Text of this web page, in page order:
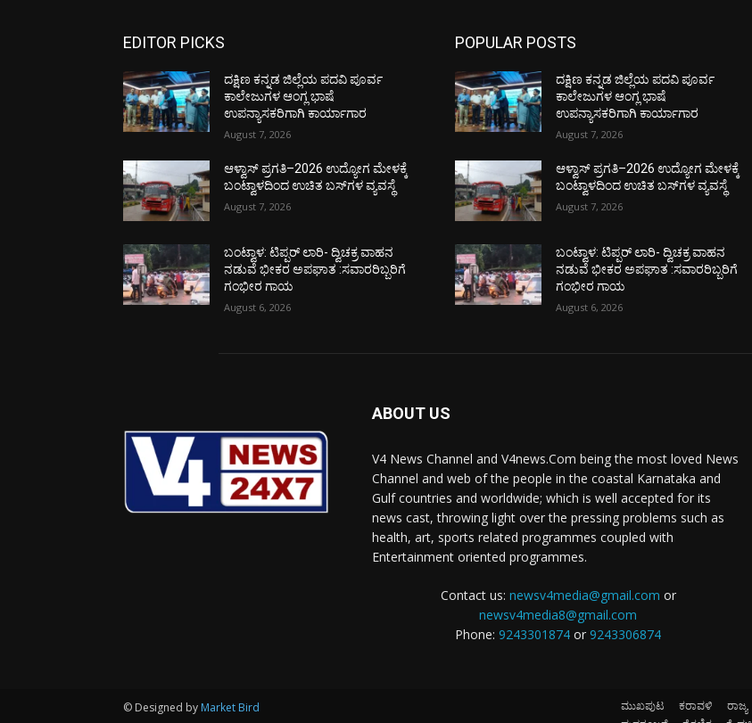
EDITOR PICKS
ದಕ್ಷಿಣ ಕನ್ನಡ ಜಿಲ್ಲೆಯ ಪದವಿ ಪೂರ್ವ
ಕಾಲೇಜುಗಳ ಆಂಗ್ಲ ಭಾಷೆ
ಉಪನ್ಯಾಸಕರಿಗಾಗಿ ಕಾರ್ಯಾಗಾರ
August 7, 2026
ಆಳ್ವಾಸ್ ಪ್ರಗತಿ–2026 ಉದ್ಯೋಗ ಮೇಳಕ್ಕೆ
ಬಂಟ್ವಾಳದಿಂದ ಉಚಿತ ಬಸ್‌ಗಳ ವ್ಯವಸ್ಥೆ
August 7, 2026
ಬಂಟ್ವಾಳ: ಟಿಪ್ಪರ್ ಲಾರಿ- ದ್ವಿಚಕ್ರ ವಾಹನ
ನಡುವೆ ಭೀಕರ ಅಪಘಾತ :ಸವಾರರಿಬ್ಬರಿಗೆ
ಗಂಭೀರ ಗಾಯ
August 6, 2026
POPULAR POSTS
ದಕ್ಷಿಣ ಕನ್ನಡ ಜಿಲ್ಲೆಯ ಪದವಿ ಪೂರ್ವ
ಕಾಲೇಜುಗಳ ಆಂಗ್ಲ ಭಾಷೆ
ಉಪನ್ಯಾಸಕರಿಗಾಗಿ ಕಾರ್ಯಾಗಾರ
August 7, 2026
ಆಳ್ವಾಸ್ ಪ್ರಗತಿ–2026 ಉದ್ಯೋಗ ಮೇಳಕ್ಕೆ
ಬಂಟ್ವಾಳದಿಂದ ಉಚಿತ ಬಸ್‌ಗಳ ವ್ಯವಸ್ಥೆ
August 7, 2026
ಬಂಟ್ವಾಳ: ಟಿಪ್ಪರ್ ಲಾರಿ- ದ್ವಿಚಕ್ರ ವಾಹನ
ನಡುವೆ ಭೀಕರ ಅಪಘಾತ :ಸವಾರರಿಬ್ಬರಿಗೆ
ಗಂಭೀರ ಗಾಯ
August 6, 2026
ABOUT US
V4 News Channel and V4news.Com being the most loved News
Channel and web of the people in the coastal Karnataka and
Gulf countries and worldwide; which is well accepted for its
news cast, throwing light over the pressing problems such as
health, art, sports related programmes coupled with
Entertainment oriented programmes.
Contact us: newsv4media@gmail.com or
newsv4media8@gmail.com
Phone: 9243301874 or 9243306874
© Designed by Market Bird ಮುಖಪುಟ ಕರಾವಳಿ ರಾಜ್ಯ